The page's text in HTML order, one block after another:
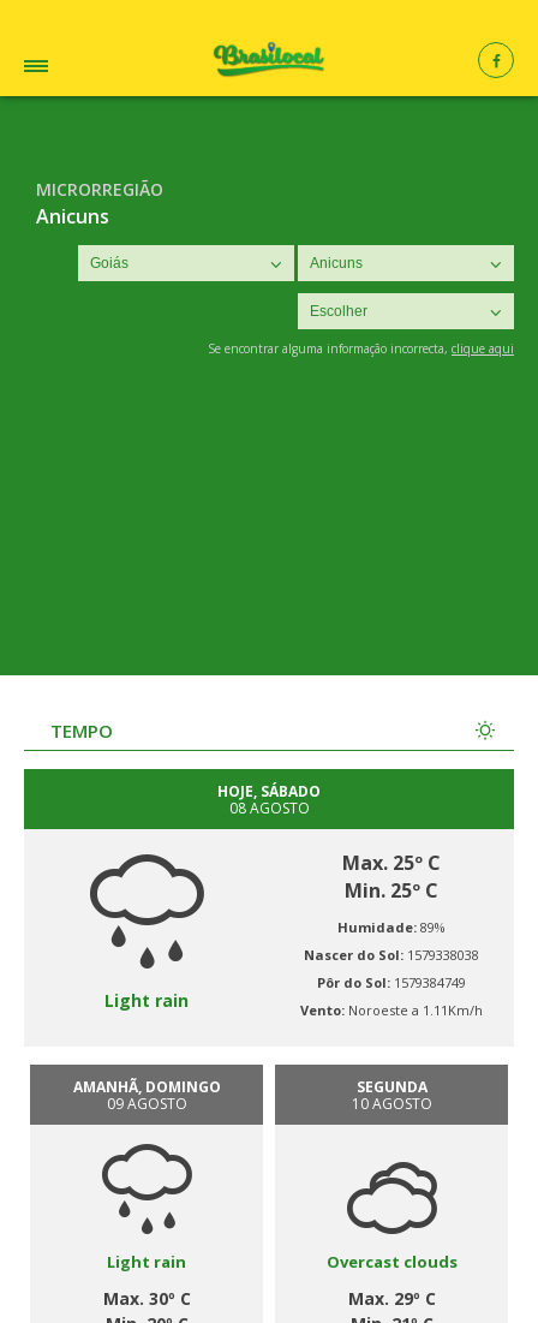
MICRORREGIÃO
Anicuns
Se encontrar alguma informação incorrecta, clique aqui
TEMPO
HOJE, SÁBADO
08 AGOSTO
Light rain
Max. 25º C
Min. 25º C
Humidade: 89%
Nascer do Sol: 1579338038
Pôr do Sol: 1579384749
Vento: Noroeste a 1.11Km/h
AMANHÃ, DOMINGO
09 AGOSTO
Light rain
Max. 30º C
SEGUNDA
10 AGOSTO
Overcast clouds
Max. 29º C